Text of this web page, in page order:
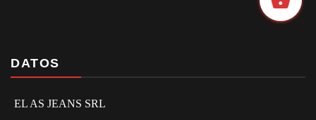
DATOS
EL AS JEANS SRL